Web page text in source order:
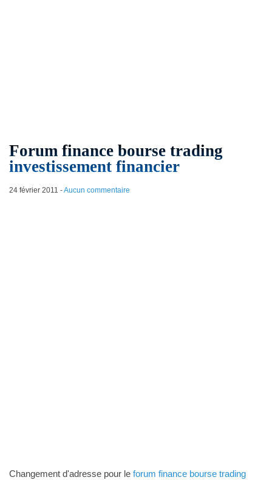
Forum finance bourse trading
investissement financier
24 février 2011 -Aucun commentaire
Changement d'adresse pour le forum finance bourse trading